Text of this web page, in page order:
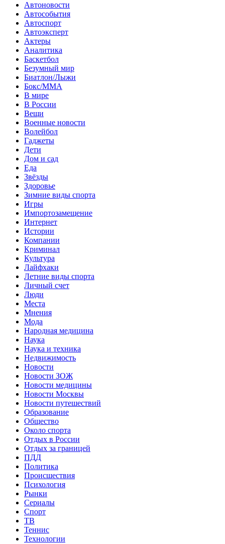
Автоновости
Автособытия
Автоспорт
Автоэксперт
Актеры
Аналитика
Баскетбол
Безумный мир
Биатлон/Лыжи
Бокс/MMA
В мире
В России
Вещи
Военные новости
Волейбол
Гаджеты
Дети
Дом и сад
Еда
Звёзды
Здоровье
Зимние виды спорта
Игры
Импортозамещение
Интернет
Истории
Компании
Криминал
Культура
Лайфхаки
Летние виды спорта
Личный счет
Люди
Места
Мнения
Мода
Народная медицина
Наука
Наука и техника
Недвижимость
Новости
Новости ЗОЖ
Новости медицины
Новости Москвы
Новости путешествий
Образование
Общество
Около спорта
Отдых в России
Отдых за границей
ПДД
Политика
Происшествия
Психология
Рынки
Сериалы
Спорт
ТВ
Теннис
Технологии